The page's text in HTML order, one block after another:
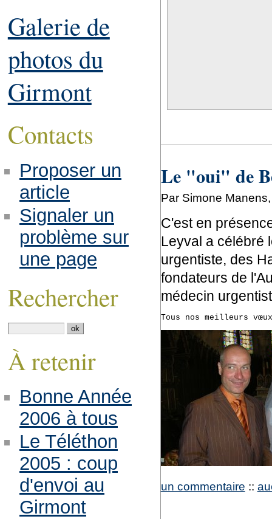
Le "oui" de
Par Simone
C'est en
Leyval a célébré
urgentiste, des
fondateurs de
médecin
Tous nos meilleurs
un commentaire ::
Galerie de
photos du
Girmont
Contacts
Proposer un
article
Signaler un
problème sur
une page
Rechercher
À retenir
Bonne Année
2006 à tous
Le Téléthon
2005 : coup
d'envoi au
Girmont